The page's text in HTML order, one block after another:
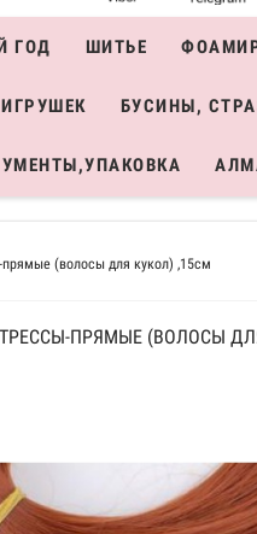
ГОД ШИТЬЕ
БУСИНЫ,
(волосы для кукол) ,15см
ТРЕССЫ-ПРЯМЫЕ (ВОЛОСЫ